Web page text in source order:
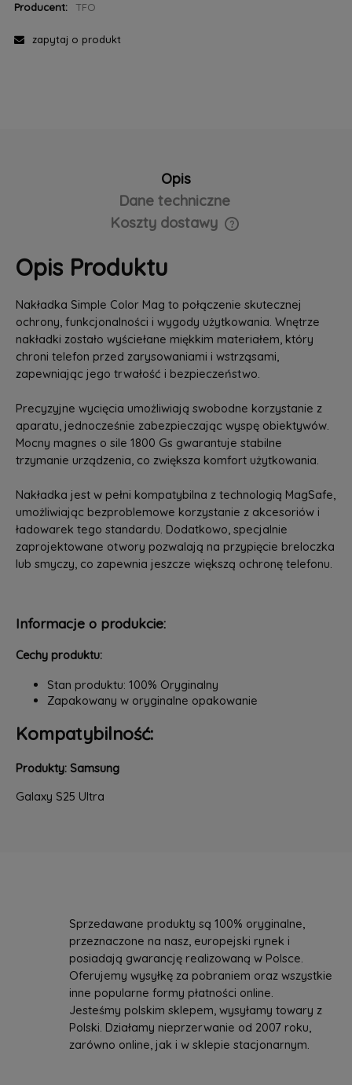
Producent:
TFO
zapytaj o produkt
Opis
Dane techniczne
Koszty dostawy
Cena nie zawiera ewentualnych kosztów płatności
Opis Produktu
Nakładka Simple Color Mag to połączenie skutecznej
ochrony, funkcjonalności i wygody użytkowania. Wnętrze
nakładki zostało wyściełane miękkim materiałem, który
chroni telefon przed zarysowaniami i wstrząsami,
zapewniając jego trwałość i bezpieczeństwo.
Precyzyjne wycięcia umożliwiają swobodne korzystanie z
aparatu, jednocześnie zabezpieczając wyspę obiektywów.
Mocny magnes o sile 1800 Gs gwarantuje stabilne
trzymanie urządzenia, co zwiększa komfort użytkowania.
Nakładka jest w pełni kompatybilna z technologią MagSafe,
umożliwiając bezproblemowe korzystanie z akcesoriów i
ładowarek tego standardu. Dodatkowo, specjalnie
zaprojektowane otwory pozwalają na przypięcie breloczka
lub smyczy, co zapewnia jeszcze większą ochronę telefonu.
Informacje o produkcie:
Cechy produktu:
Stan produktu: 100% Oryginalny
Zapakowany w oryginalne opakowanie
Kompatybilność:
Produkty: Samsung
Galaxy S25 Ultra
Sprzedawane produkty są 100% oryginalne,
przeznaczone na nasz, europejski rynek i
posiadają gwarancję realizowaną w Polsce.
Oferujemy wysyłkę za pobraniem oraz wszystkie
inne popularne formy płatności online.
Jesteśmy polskim sklepem, wysyłamy towary z
Polski. Działamy nieprzerwanie od 2007 roku,
zarówno online, jak i w sklepie stacjonarnym.